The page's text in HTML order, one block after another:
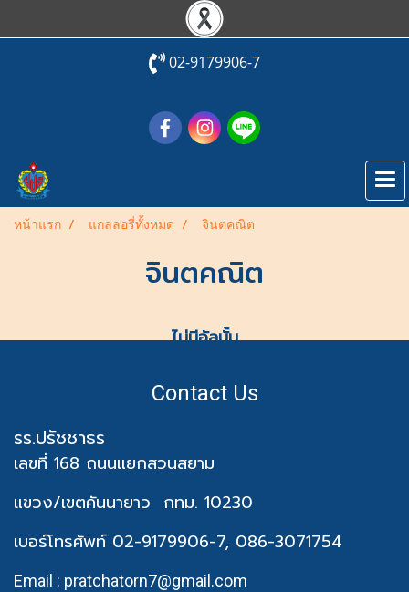
02-9179906-7
หน้าแรก แกลลอรี่ทั้งหมด จินตคณิต
จินตคณิต
ไม่มีอัลบั้ม
Contact Us
รร.ปรัชชาธร
เลขที่ 168 ถนนแยกสวนสยาม
แขวง/เขตคันนายาว กทม. 10230
เบอร์โทรศัพท์ 02-9179906-7, 086-3071754
Email : pratchatorn7@gmail.com